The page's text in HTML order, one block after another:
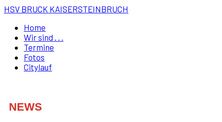
HSV BRUCK KAISERSTEINBRUCH
Home
Wir sind . . .
Termine
Fotos
Citylauf
NEWS